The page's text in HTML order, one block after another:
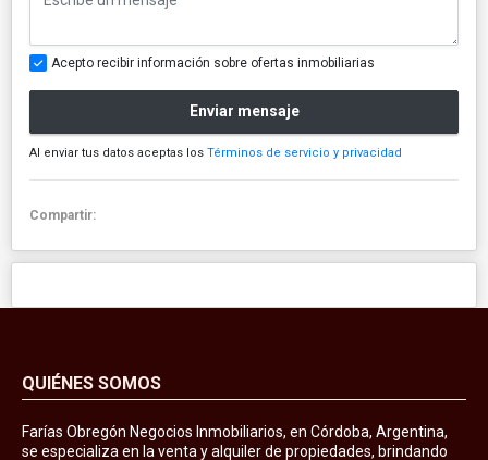
Acepto recibir información sobre ofertas inmobiliarias
Enviar mensaje
Al enviar tus datos aceptas los Términos de servicio y privacidad
Compartir:
QUIÉNES SOMOS
Farías Obregón Negocios Inmobiliarios, en Córdoba, Argentina,
se especializa en la venta y alquiler de propiedades, brindando